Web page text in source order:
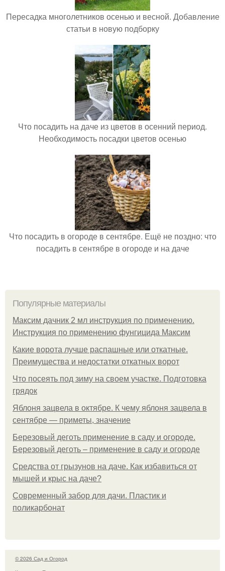
Пересадка многолетников осенью и весной. Добавление
статьи в новую подборку
Что посадить на даче из цветов в осенний период.
Необходимость посадки цветов осенью
Что посадить в огороде в сентябре. Ещё не поздно: что
посадить в сентябре в огороде и на даче
Популярные материалы
Максим дачник 2 мл инструкция по применению.
Инструкция по применению фунгицида Максим
Какие ворота лучше распашные или откатные.
Преимущества и недостатки откатных ворот
Что посеять под зиму на своем участке. Подготовка
грядок
Яблоня зацвела в октябре. К чему яблоня зацвела в
сентябре — приметы, значение
Березовый деготь применение в саду и огороде.
Березовый деготь – применение в саду и огороде
Средства от грызунов на даче. Как избавиться от
мышей и крыс на даче?
Современный забор для дачи. Пластик и
поликарбонат
© 2026 Сад и Огород